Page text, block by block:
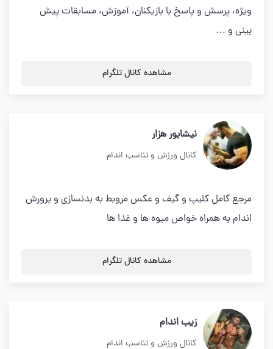
ويژه، پرسش و پاسخ با بازيكنان، آموزش، مسابقات پيش
بينى و …
مشاهده کانال تلگرام
نيشابور هزار
کانال ورزش و تناسب اندام
مرجع كامل كليپ و گيف و عكس مروبط به بدنسازي و پرورش
اندام به همراه خواص ميوه ها و غذا ها
مشاهده کانال تلگرام
زیب اندام
کانال ورزش و تناسب اندام